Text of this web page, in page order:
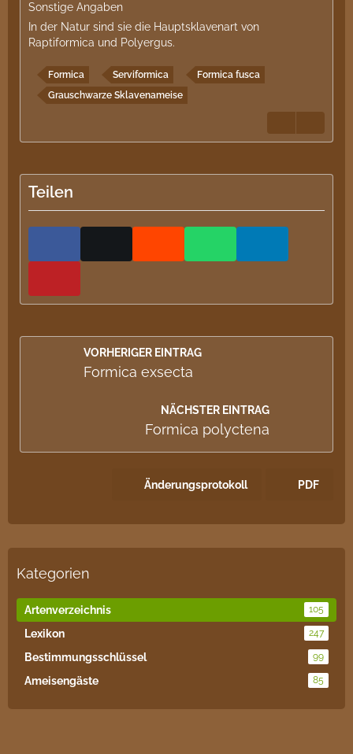
Sonstige Angaben
In der Natur sind sie die Hauptsklavenart von
Raptiformica und Polyergus.
Formica Serviformica
Formica fusca
Grauschwarze Sklavenameise
Teilen
VORHERIGER EINTRAG
Formica exsecta
NÄCHSTER EINTRAG
Formica polyctena
Änderungsprotokoll PDF
Kategorien
Artenverzeichnis 105
Lexikon 247
Bestimmungsschlüssel 99
Ameisengäste 85